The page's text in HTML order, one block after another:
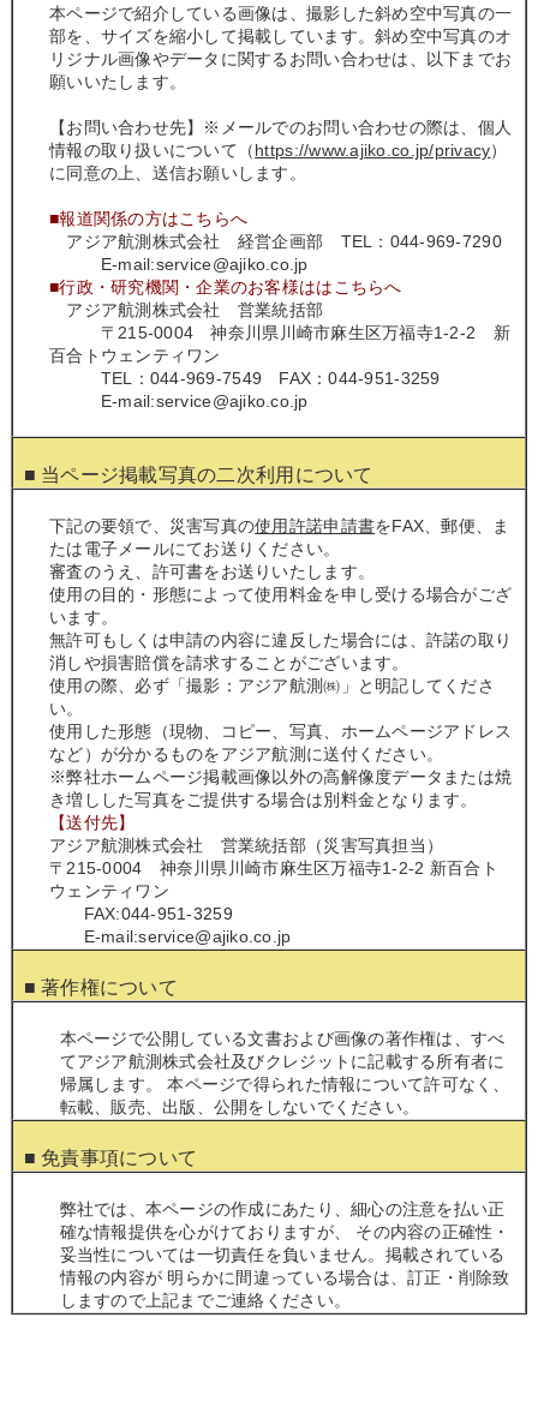
本ページで紹介している画像は、撮影した斜め空中写真の一
部を、サイズを縮小して掲載しています。斜め空中写真のオ
リジナル画像やデータに関するお問い合わせは、以下までお
願いいたします。
【お問い合わせ先】※メールでのお問い合わせの際は、個人
情報の取り扱いについて（https://www.ajiko.co.jp/privacy）
に同意の上、送信お願いします。
■報道関係の方はこちらへ
アジア航測株式会社 経営企画部 TEL：044-969-7290
E-mail:service@ajiko.co.jp
■行政・研究機関・企業のお客様ははこちらへ
アジア航測株式会社 営業統括部
〒215-0004 神奈川県川崎市麻生区万福寺1‐2‐2 新
百合トウェンティワン
TEL：044-969-7549 FAX：044-951-3259
E-mail:service@ajiko.co.jp
■ 当ページ掲載写真の二次利用について
下記の要領で、災害写真の使用許諾申請書をFAX、郵便、ま
たは電子メールにてお送りください。
審査のうえ、許可書をお送りいたします。
使用の目的・形態によって使用料金を申し受ける場合がござ
います。
無許可もしくは申請の内容に違反した場合には、許諾の取り
消しや損害賠償を請求することがございます。
使用の際、必ず「撮影：アジア航測㈱」と明記してくださ
い。
使用した形態（現物、コピー、写真、ホームページアドレス
など）が分かるものをアジア航測に送付ください。
※弊社ホームページ掲載画像以外の高解像度データまたは焼
き増しした写真をご提供する場合は別料金となります。
【送付先】
アジア航測株式会社 営業統括部（災害写真担当）
〒215-0004 神奈川県川崎市麻生区万福寺1-2-2 新百合ト
ウェンティワン
FAX:044-951-3259
E-mail:service@ajiko.co.jp
■ 著作権について
本ページで公開している文書および画像の著作権は、すべ
てアジア航測株式会社及びクレジットに記載する所有者に
帰属します。 本ページで得られた情報について許可なく、
転載、販売、出版、公開をしないでください。
■ 免責事項について
弊社では、本ページの作成にあたり、細心の注意を払い正
確な情報提供を心がけておりますが、 その内容の正確性・
妥当性については一切責任を負いません。掲載されている
情報の内容が 明らかに間違っている場合は、訂正・削除致
しますので上記までご連絡ください。